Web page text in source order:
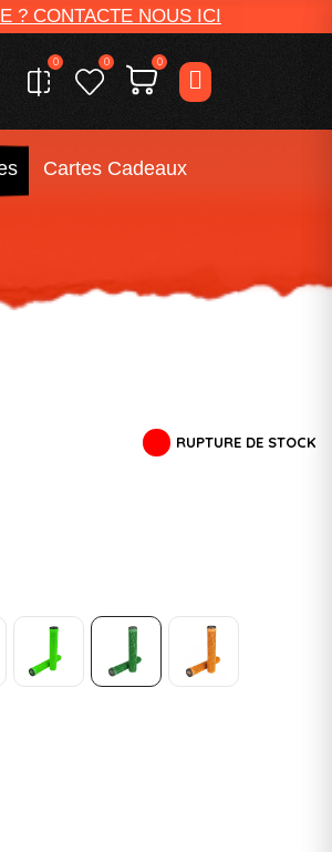
? CONTACTE NOUS ICI
0 0 0
Cartes Cadeaux
RUPTURE DE STOCK